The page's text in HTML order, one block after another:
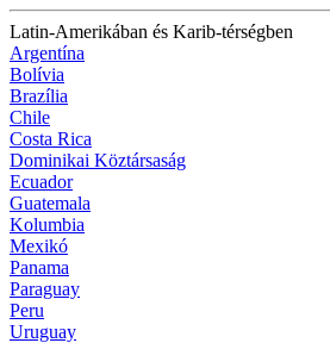
Latin-Amerikában és Karib-térségben
Argentína
Bolívia
Brazília
Chile
Costa Rica
Dominikai Köztársaság
Ecuador
Guatemala
Kolumbia
Mexikó
Panama
Paraguay
Peru
Uruguay